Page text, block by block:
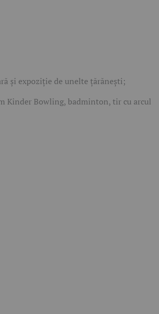
și expoziție de unelte țărănești;
Kinder Bowling, badminton, tir cu arcul